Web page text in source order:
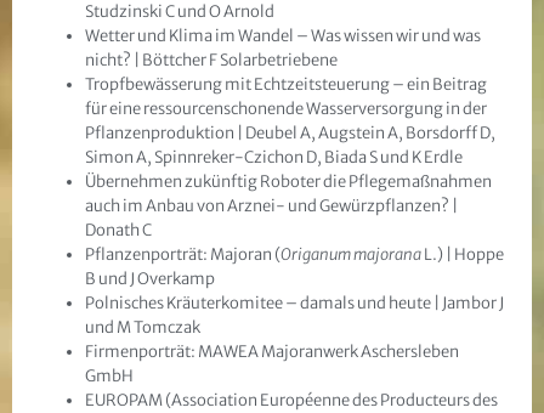
Studzinski C und O Arnold
Wetter und Klima im Wandel – Was wissen wir und was
nicht? | Böttcher F Solarbetriebene
Tropfbewässerung mit Echtzeitsteuerung – ein Beitrag
für eine ressourcenschonende Wasserversorgung in der
Pflanzenproduktion | Deubel A, Augstein A, Borsdorff D,
Simon A, Spinnreker-Czichon D, Biada S und K Erdle
Übernehmen zukünftig Roboter die Pflegemaßnahmen
auch im Anbau von Arznei- und Gewürzpflanzen? |
Donath C
Pflanzenporträt: Majoran (Origanum majoranaL.) | Hoppe
B und J Overkamp
Polnisches Kräuterkomitee – damals und heute | Jambor J
und M Tomczak
Firmenporträt: MAWEA Majoranwerk Aschersleben
GmbH
EUROPAM (Association Européenne des Producteurs des